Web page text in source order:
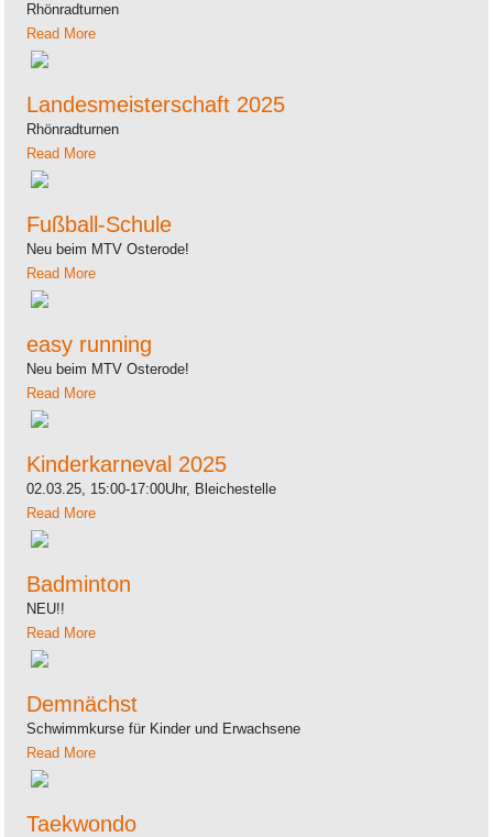
Rhönradturnen
Read More
Landesmeisterschaft 2025
Rhönradturnen
Read More
Fußball-Schule
Neu beim MTV Osterode!
Read More
easy running
Neu beim MTV Osterode!
Read More
Kinderkarneval 2025
02.03.25, 15:00-17:00Uhr, Bleichestelle
Read More
Badminton
NEU!!
Read More
Demnächst
Schwimmkurse für Kinder und Erwachsene
Read More
Taekwondo